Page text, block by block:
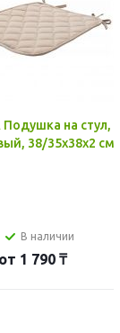
на стул,
38/35x38x2 см
В наличии
от 1 790 ₸